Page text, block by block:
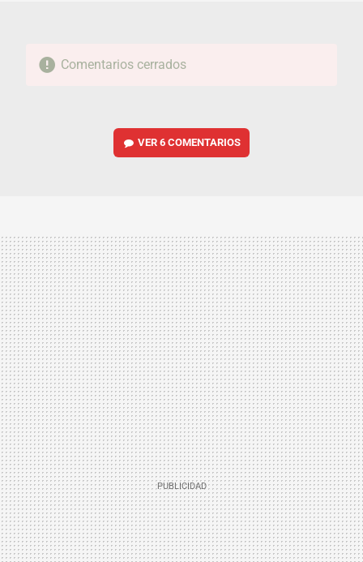
Comentarios cerrados
VER6 COMENTARIOS